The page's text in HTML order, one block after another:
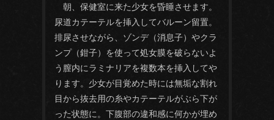
朝、保健室に来た少女を昏睡させます。
尿道カテーテルを挿入してバルーン留置。
排尿させながら、ゾンデ（消息子）やクラ
ンプ（鉗子）を使って処女膜を破らないよ
う膣内にラミナリアを複数本を挿入してや
ります。少女が目覚めた時には無垢な割れ
目から抜去用の糸やカテーテルがぶら下が
った状態に。下腹部の違和感に何かが埋め